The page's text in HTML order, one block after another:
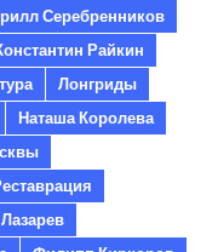
Серебренников
Райкин
Лонгриды
Наташа Королева